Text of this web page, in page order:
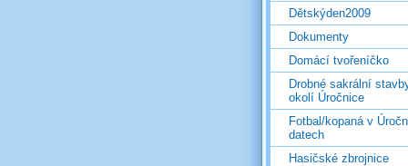
Dětskýden2009
Dokumenty
Domácí tvořeníčko
Drobné sakrální
okolí Úročnice
Fotbal/kopaná v
datech
Hasičské zbrojnice